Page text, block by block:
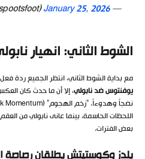
— Newspoots (@newspootsfoot)
January 25, 2026
الشوط الثاني: انهيار
مع بداية الشوط الثاني، انتظر الجميع ردة
يوفنتوس ضد نابولي، إلا أن ما حدث كان
اللحظات الحاسمة، بينما عانى نابولي من
بعض الفترات.